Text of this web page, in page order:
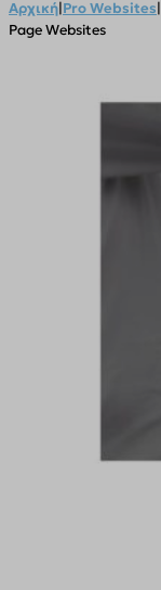
Αρχική|Pro Websites|
Page Websites